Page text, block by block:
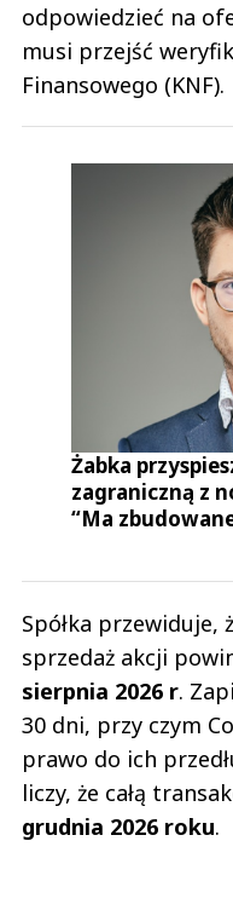
odpowiedzieć na
musi przejść
Finansowego (KNF).
Żabka
zagraniczną z
“Ma
Spółka przewiduje,
sprzedaż akcji
sierpnia 2026 r.
30 dni, przy czym
prawo do ich
liczy, że całą
grudnia 2026 roku.